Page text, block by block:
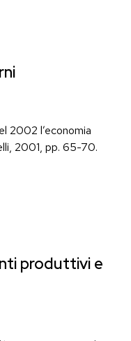
2002 l’economia
2001, pp. 65-70.
produttivi e